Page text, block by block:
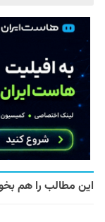
این مطالب را هم